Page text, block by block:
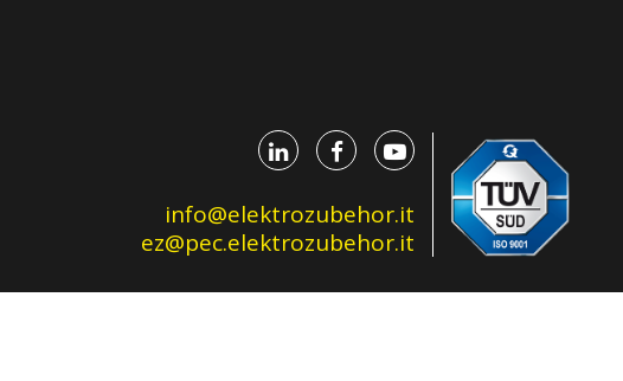
info@elektrozubehor.it
ez@pec.elektrozubehor.it